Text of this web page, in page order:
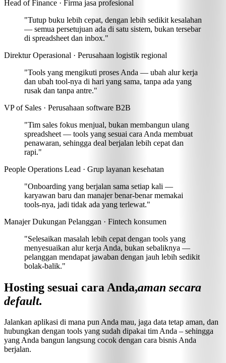
Head of Finance · Firma jasa profesional
"Tutup buku lebih cepat, dengan lebih sedikit kesalahan
— semua persetujuan ada di satu sistem, bukan tersebar
di spreadsheet dan inbox."
Direktur Operasional · Perusahaan logistik regional
"Tools yang mengikuti proses Anda — ubah alur kerja
dan ubah tool-nya di hari yang sama, tanpa ada yang
rusak dan tanpa antre."
VP of Sales · Perusahaan software B2B
"Tim sales fokus menjual, bukan membangun ulang
spreadsheet — tools yang sesuai cara Anda membuat
penawaran, sehingga deal berjalan lebih cepat dan
rapi."
People Operations Lead · Grup layanan kesehatan
"Onboarding yang berjalan sama setiap kali —
karyawan baru dan manajer benar-benar memakai
tools-nya, jadi tidak ada yang terlewat."
Manajer Dukungan Pelanggan · Fintech konsumen
"Selesaikan masalah lebih cepat dengan tools yang
menyesuaikan alur kerja Anda, bukan sebaliknya —
pelanggan mendapat jawaban dengan jauh lebih sedikit
bolak-balik."
Hosting sesuai cara Anda,aman secara
default.
Jalankan aplikasi di mana pun Anda mau, jaga data tetap aman, dan
hubungkan dengan tools yang sudah dipakai tim Anda – sehingga
yang Anda bangun langsung cocok dengan cara bisnis Anda
berjalan.